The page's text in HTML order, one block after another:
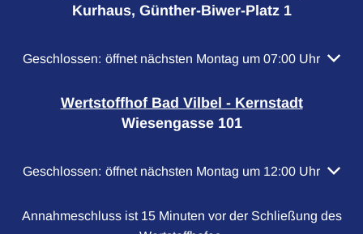
Kurhaus, Günther-Biwer-Platz 1
Klicken, um weitere Öffnungs- oder Schließzeiten
Geschlossen: öffnet nächsten Montag um 07:00 Uhr
Wertstoffhof Bad Vilbel - Kernstadt
Wiesengasse 101
Klicken, um weitere Öffnungs- oder Schließzeiten
Geschlossen: öffnet nächsten Montag um 12:00 Uhr
Annahmeschluss ist 15 Minuten vor der Schließung des